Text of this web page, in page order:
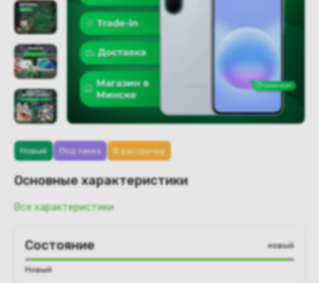
Новый Под заказ В рассрочку
Основные характеристики
Все характеристики
Состояние новый
Новый